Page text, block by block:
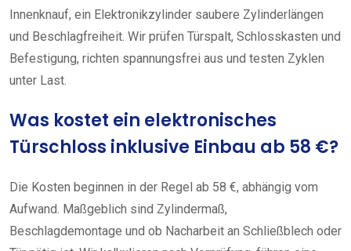
Innenknauf, ein Elektronikzylinder saubere Zylinderlängen
und Beschlagfreiheit. Wir prüfen Türspalt, Schlosskasten und
Befestigung, richten spannungsfrei aus und testen Zyklen
unter Last.
Was kostet ein elektronisches
Türschloss inklusive Einbau ab 58 €?
Die Kosten beginnen in der Regel ab 58 €, abhängig vom
Aufwand. Maßgeblich sind Zylindermaß,
Beschlagdemontage und ob Nacharbeit an Schließblech oder